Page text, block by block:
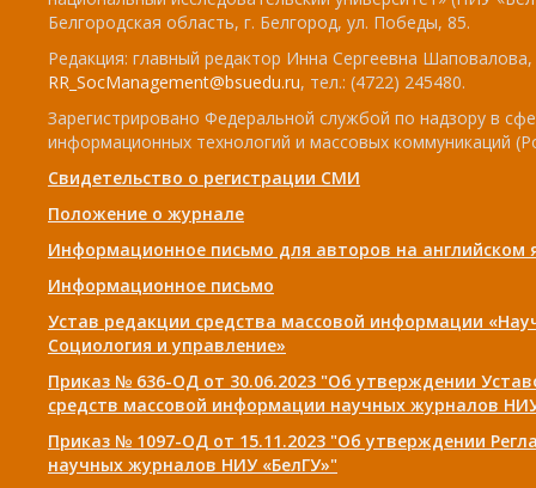
Белгородская область, г. Белгород, ул. Победы, 85.
Редакция: главный редактор Инна Сергеевна
RR_SocManagement@bsuedu.ru, тел.: (4722) 245480.
Зарегистрировано Федеральной службой по надзору в
информационных технологий и массовых коммуникаций
Свидетельство о регистрации СМИ
Положение о журнале
Информационное письмо для авторов на английском
Информационное письмо
Устав редакции средства массовой информации
Социология и управление»
Приказ № 636-ОД от 30.06.2023 "Об утверждении
средств массовой информации научных журналов
Приказ № 1097-ОД от 15.11.2023 "Об утверждении
научных журналов НИУ «БелГУ»"